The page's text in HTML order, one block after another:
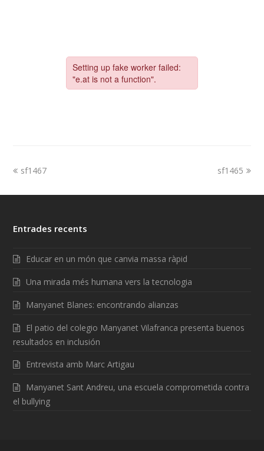
sf1467 sf1465
Entrades recents
Educar en un món que canvia massa ràpid
Una mirada més humana vers la tecnologia
Manyanet Blanes: encontrando alianzas
El patio del colegio Manyanet Vilafranca presenta buenos
resultados en inclusión
Entrevista amb Marc Artigau
Manyanet Sant Andreu, una escuela comprometida contra
el bullying